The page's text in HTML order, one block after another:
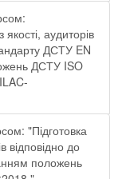
аудиторів
ДСТУ EN
ДСТУ ISO
"Підготовка
відповідно до
положень